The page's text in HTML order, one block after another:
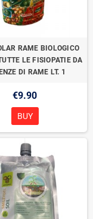
RAME BIOLOGICO
LE FISIOPATIE DA
DI RAME LT. 1
€9.90
BUY